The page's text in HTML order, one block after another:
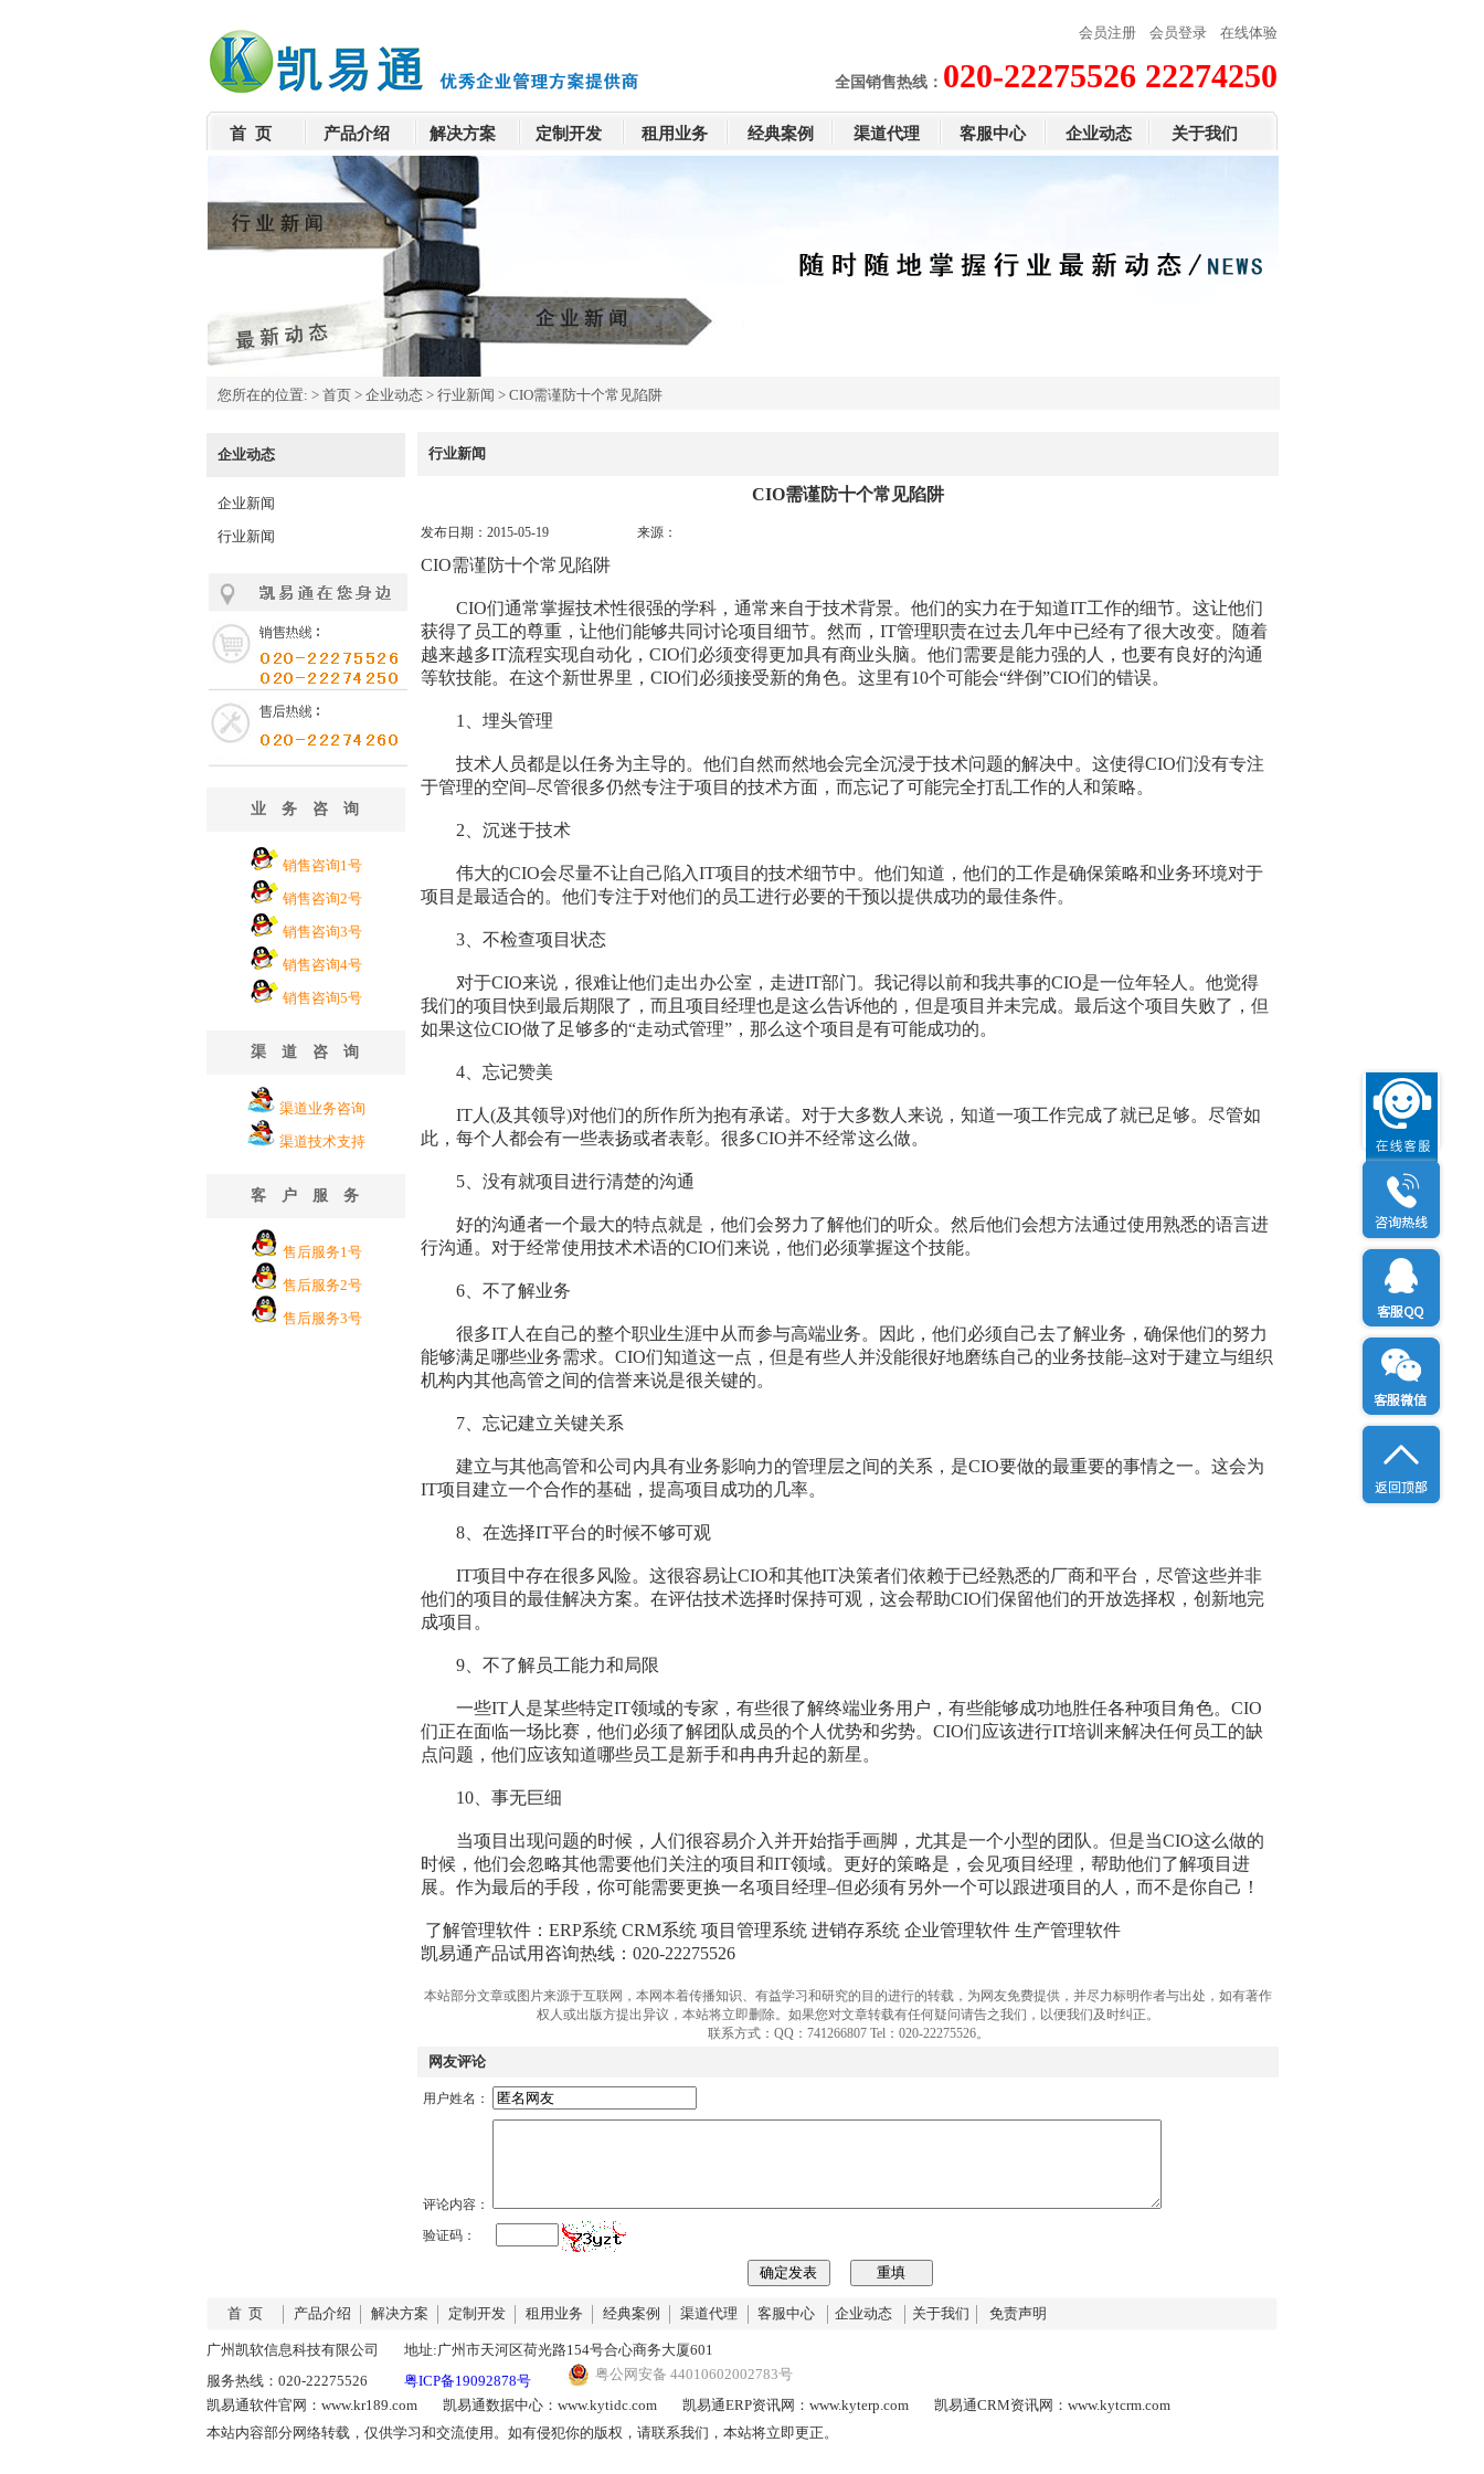
会员注册 会员登录 在线体验
全国销售热线： 020-22275526 22274250
首 页 产品介绍 解决方案 定制开发 租用业务 经典案例 渠道代理 客服中心 企业动态 关于我们
您所在的位置: > 首页 > 企业动态 > 行业新闻 > CIO需谨防十个常见陷阱
企业动态
企业新闻
行业新闻
业务咨询
销售咨询1号
销售咨询2号
销售咨询3号
销售咨询4号
销售咨询5号
渠道咨询
渠道业务咨询
渠道技术支持
客户服务
售后服务1号
售后服务2号
售后服务3号
行业新闻
CIO需谨防十个常见陷阱
发布日期：2015-05-19 来源：
CIO需谨防十个常见陷阱
CIO们通常掌握技术性很强的学科，通常来自于技术背景。他们的实力在于知道IT工作的细节。这让他们
获得了员工的尊重，让他们能够共同讨论项目细节。然而，IT管理职责在过去几年中已经有了很大改变。随着
越来越多IT流程实现自动化，CIO们必须变得更加具有商业头脑。他们需要是能力强的人，也要有良好的沟通
等软技能。在这个新世界里，CIO们必须接受新的角色。这里有10个可能会“绊倒”CIO们的错误。
1、埋头管理
技术人员都是以任务为主导的。他们自然而然地会完全沉浸于技术问题的解决中。这使得CIO们没有专注
于管理的空间–尽管很多仍然专注于项目的技术方面，而忘记了可能完全打乱工作的人和策略。
2、沉迷于技术
伟大的CIO会尽量不让自己陷入IT项目的技术细节中。他们知道，他们的工作是确保策略和业务环境对于
项目是最适合的。他们专注于对他们的员工进行必要的干预以提供成功的最佳条件。
3、不检查项目状态
对于CIO来说，很难让他们走出办公室，走进IT部门。我记得以前和我共事的CIO是一位年轻人。他觉得
我们的项目快到最后期限了，而且项目经理也是这么告诉他的，但是项目并未完成。最后这个项目失败了，但
如果这位CIO做了足够多的“走动式管理”，那么这个项目是有可能成功的。
4、忘记赞美
IT人(及其领导)对他们的所作所为抱有承诺。对于大多数人来说，知道一项工作完成了就已足够。尽管如
此，每个人都会有一些表扬或者表彰。很多CIO并不经常这么做。
5、没有就项目进行清楚的沟通
好的沟通者一个最大的特点就是，他们会努力了解他们的听众。然后他们会想方法通过使用熟悉的语言进
行沟通。对于经常使用技术术语的CIO们来说，他们必须掌握这个技能。
6、不了解业务
很多IT人在自己的整个职业生涯中从而参与高端业务。因此，他们必须自己去了解业务，确保他们的努力
能够满足哪些业务需求。CIO们知道这一点，但是有些人并没能很好地磨练自己的业务技能–这对于建立与组织
机构内其他高管之间的信誉来说是很关键的。
7、忘记建立关键关系
建立与其他高管和公司内具有业务影响力的管理层之间的关系，是CIO要做的最重要的事情之一。这会为
IT项目建立一个合作的基础，提高项目成功的几率。
8、在选择IT平台的时候不够可观
IT项目中存在很多风险。这很容易让CIO和其他IT决策者们依赖于已经熟悉的厂商和平台，尽管这些并非
他们的项目的最佳解决方案。在评估技术选择时保持可观，这会帮助CIO们保留他们的开放选择权，创新地完
成项目。
9、不了解员工能力和局限
一些IT人是某些特定IT领域的专家，有些很了解终端业务用户，有些能够成功地胜任各种项目角色。CIO
们正在面临一场比赛，他们必须了解团队成员的个人优势和劣势。CIO们应该进行IT培训来解决任何员工的缺
点问题，他们应该知道哪些员工是新手和冉冉升起的新星。
10、事无巨细
当项目出现问题的时候，人们很容易介入并开始指手画脚，尤其是一个小型的团队。但是当CIO这么做的
时候，他们会忽略其他需要他们关注的项目和IT领域。更好的策略是，会见项目经理，帮助他们了解项目进
展。作为最后的手段，你可能需要更换一名项目经理–但必须有另外一个可以跟进项目的人，而不是你自己！
了解管理软件：ERP系统 CRM系统 项目管理系统 进销存系统 企业管理软件 生产管理软件
凯易通产品试用咨询热线：020-22275526
本站部分文章或图片来源于互联网，本网本着传播知识、有益学习和研究的目的进行的转载，为网友免费提供，并尽力标明作者与出处，如有著作
权人或出版方提出异议，本站将立即删除。如果您对文章转载有任何疑问请告之我们，以便我们及时纠正。
联系方式：QQ：741266807 Tel：020-22275526。
网友评论
用户姓名：
评论内容：
验证码：
首 页 产品介绍 解决方案 定制开发 租用业务 经典案例 渠道代理 客服中心 企业动态 关于我们 免责声明
广州凯软信息科技有限公司
地址:广州市天河区荷光路154号合心商务大厦601
服务热线：020-22275526
粤ICP备19092878号
粤公网安备 44010602002783号
凯易通软件官网：www.kr189.com
凯易通数据中心：www.kytidc.com 凯易通ERP资讯网：www.kyterp.com
凯易通CRM资讯网：www.kytcrm.com
本站内容部分网络转载，仅供学习和交流使用。如有侵犯你的版权，请联系我们，本站将立即更正。